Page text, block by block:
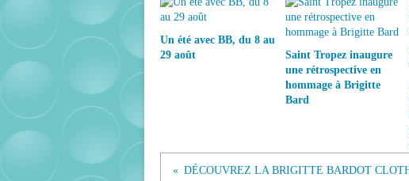
Un été avec BB, du 8 au
29 août
Saint Tropez inaugure
une rétrospective en
hommage à Brigitte
Bard